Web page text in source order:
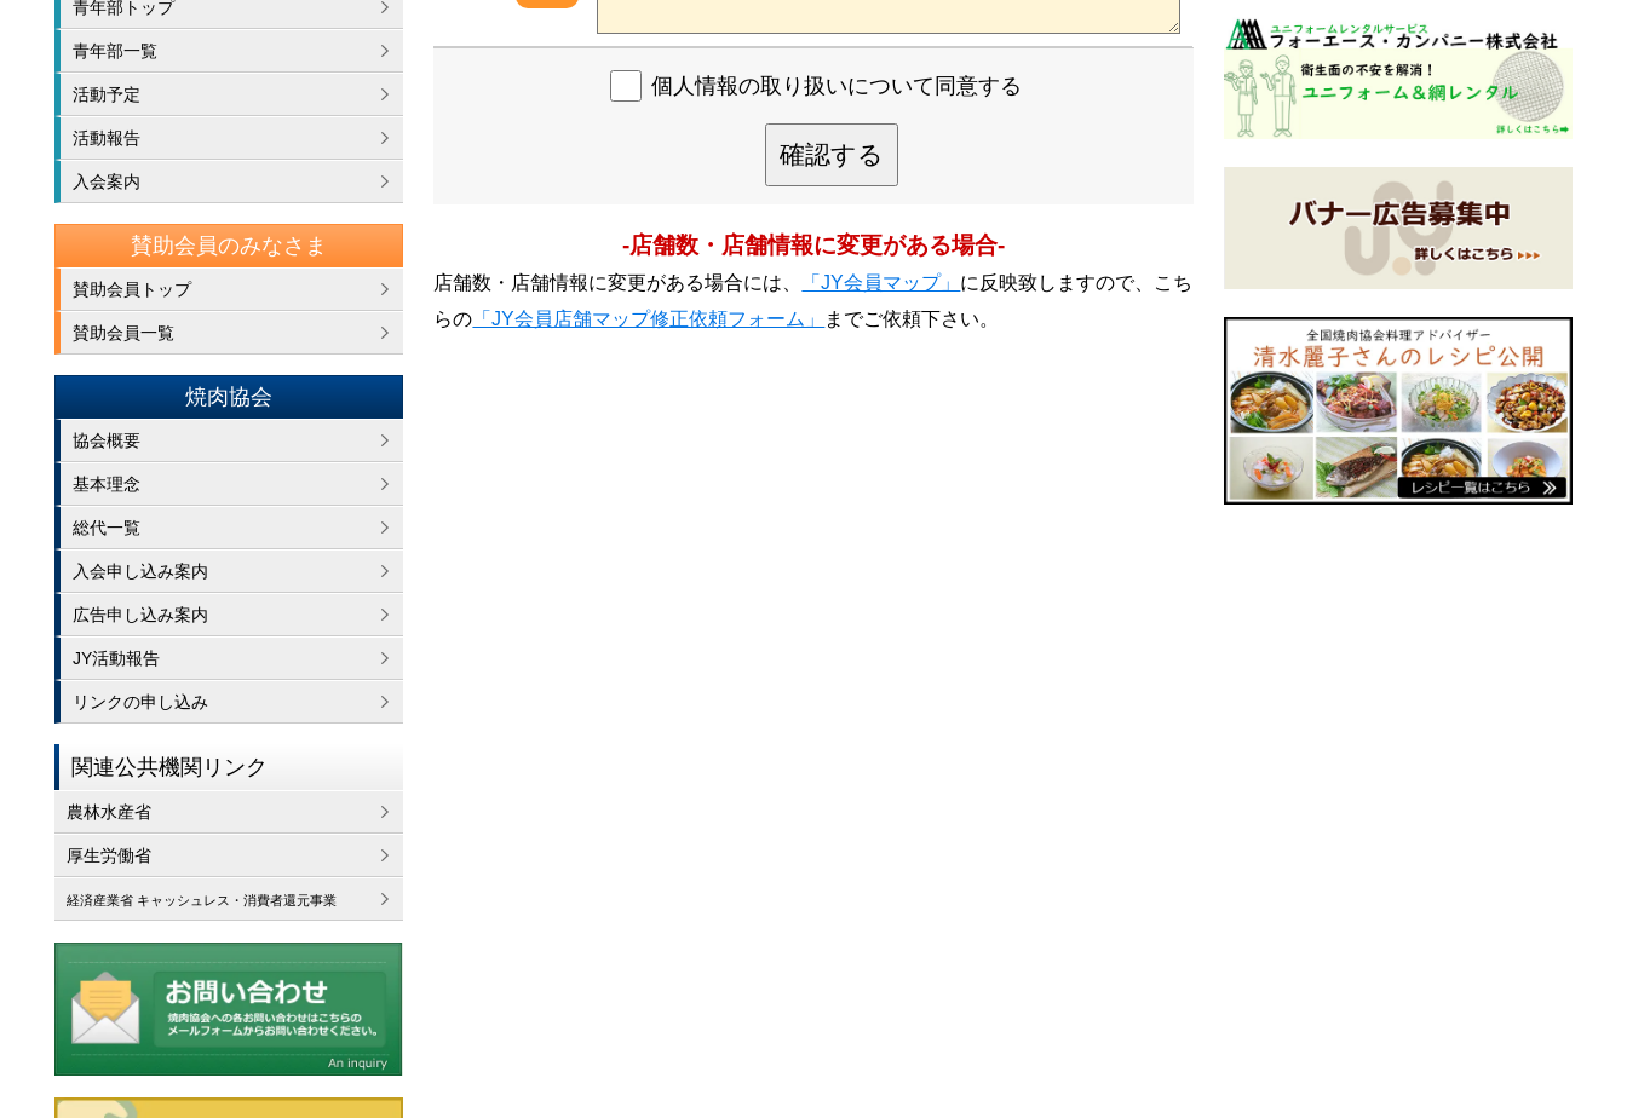
個人情報の取り扱いについて同意する
確認する
-店舗数・店舗情報に変更がある場合-
店舗数・店舗情報に変更がある場合には、 「JY会員マップ」 に反映致しますので、こち
らの 「JY会員店舗マップ修正依頼フォーム」 までご依頼下さい。
青年部トップ
青年部一覧
活動予定
活動報告
入会案内
賛助会員のみなさま
賛助会員トップ
賛助会員一覧
焼肉協会
協会概要
基本理念
総代一覧
入会申し込み案内
広告申し込み案内
JY活動報告
リンクの申し込み
関連公共機関リンク
農林水産省
厚生労働省
経済産業省 キャッシュレス・消費者還元事業